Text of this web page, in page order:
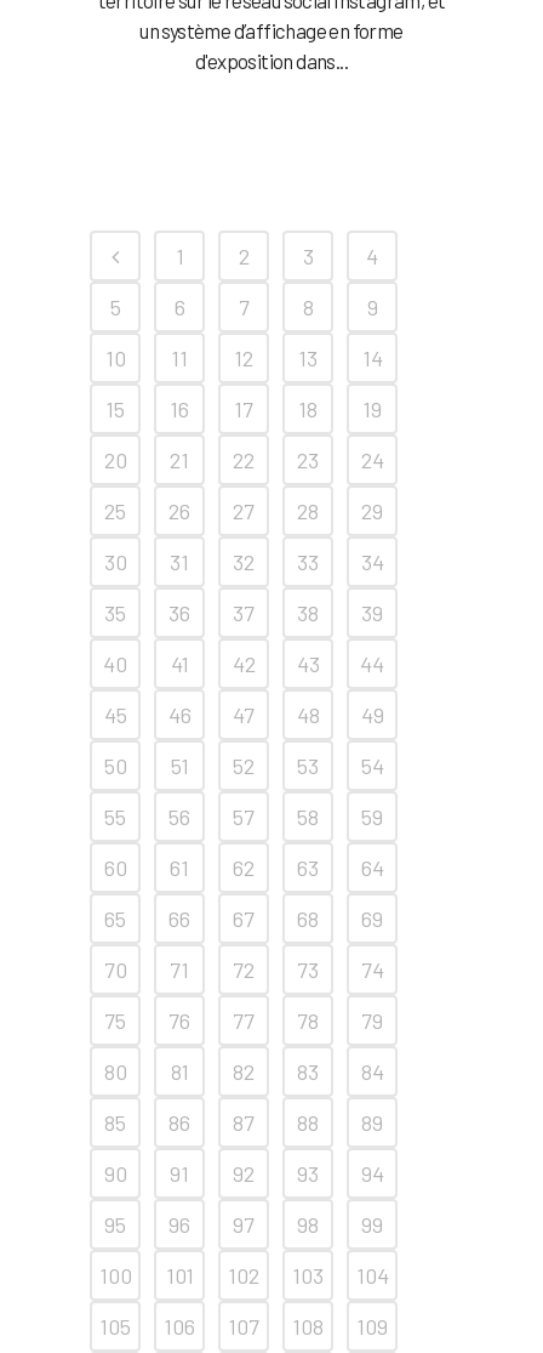
un système d’affichage en forme
d'exposition dans...
1 2 3
4
5
6 7 8
9
10
11 12 13
14
15
16 17 18
19
20
21 22 23
24
25
26 27 28
29
30
31 32 33
34
35
36 37 38
39
40
41 42 43
44
45
46 47 48
49
50
51 52 53
54
55
56 57 58
59
60
61 62 63
64
65
66 67 68
69
70
71 72 73
74
75
76 77 78
79
80
81 82 83
84
85
86 87 88
89
90
91 92 93
94
95
96 97 98
99
100
101 102 103
104
105
106 107 108
109